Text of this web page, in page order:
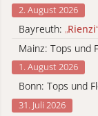
2. August 2026
Bayreuth: „Rienzi“
Mainz: Tops und
1. August 2026
Bonn: Tops und
31. Juli 2026